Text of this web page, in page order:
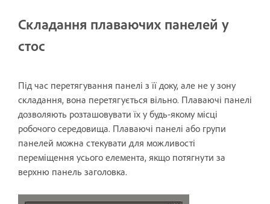
Складання плаваючих панелей у
стос
Під час перетягування панелі з її доку, але не у зону
складання, вона перетягується вільно. Плаваючі панелі
дозволяють розташовувати їх у будь-якому місці
робочого середовища. Плаваючі панелі або групи
панелей можна стекувати для можливості
переміщення усього елемента, якщо потягнути за
верхню панель заголовка.